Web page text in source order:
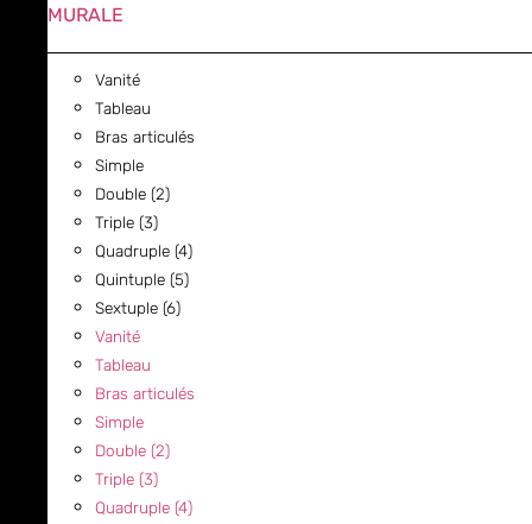
MURALE
Vanité
Tableau
Bras articulés
Simple
Double (2)
Triple (3)
Quadruple (4)
Quintuple (5)
Sextuple (6)
Vanité
Tableau
Bras articulés
Simple
Double (2)
Triple (3)
Quadruple (4)